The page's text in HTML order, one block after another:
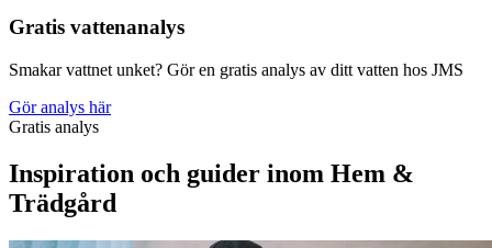
Gratis vattenanalys
Smakar vattnet unket? Gör en gratis analys av ditt vatten hos JMS
Gör analys här
Gratis analys
Inspiration och guider inom Hem &
Trädgård